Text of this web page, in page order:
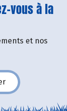
vous à la
et nos